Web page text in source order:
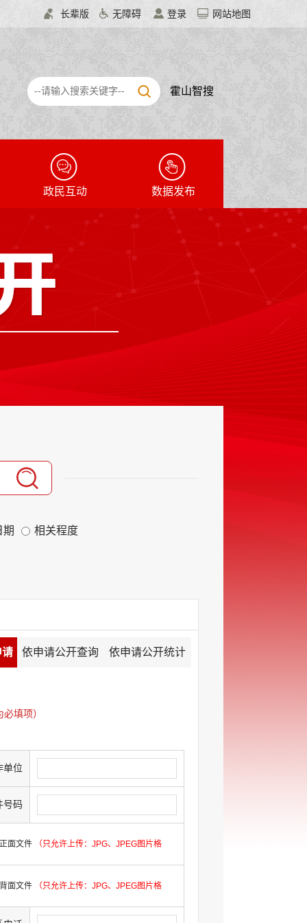
长辈版 无障碍 登录 网站地图
霍山智搜
政民互动 数据发布
期 相关程度
请 依申请公开查询 依申请公开统计
必填项）
单位
号码
面文件 （只允许上传：JPG、JPEG图片格
面文件 （只允许上传：JPG、JPEG图片格